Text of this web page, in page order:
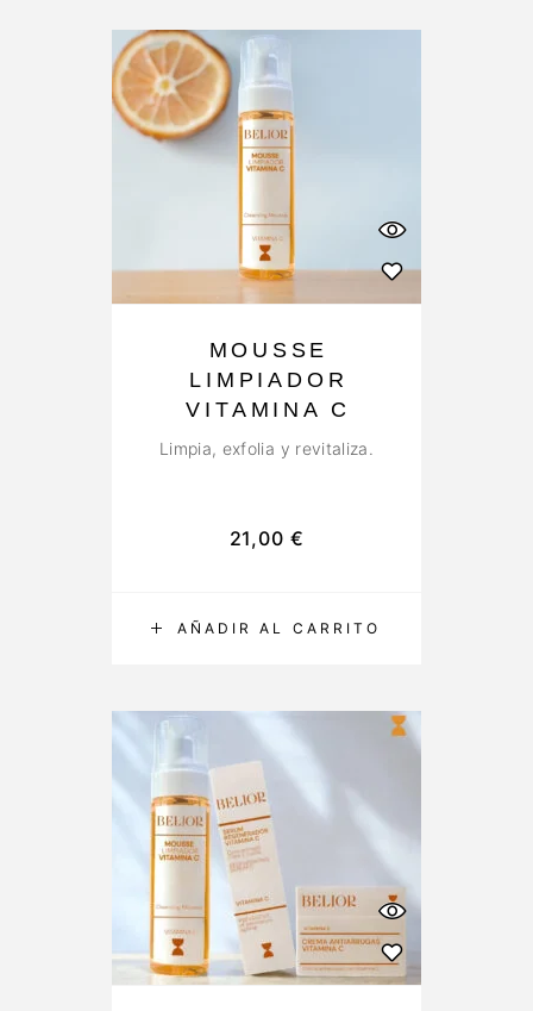
AÑADIR AL CARRITO
MOUSSE
LIMPIADOR
VITAMINA C
Limpia, exfolia y revitaliza.
21,00 €